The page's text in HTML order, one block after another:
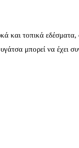
και τοπικά
μπορεί να έχει